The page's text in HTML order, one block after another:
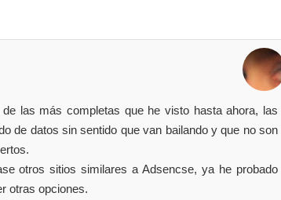
las más completas que he visto hasta ahora, las
de datos sin sentido que van bailando y que no son
otros sitios similares a Adsencse, ya he probado
otras opciones.